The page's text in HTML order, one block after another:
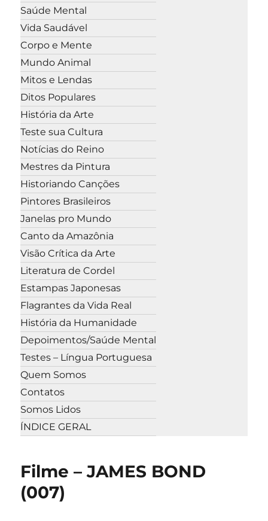
Saúde Mental
Vida Saudável
Corpo e Mente
Mundo Animal
Mitos e Lendas
Ditos Populares
História da Arte
Teste sua Cultura
Notícias do Reino
Mestres da Pintura
Historiando Canções
Pintores Brasileiros
Janelas pro Mundo
Canto da Amazônia
Visão Crítica da Arte
Literatura de Cordel
Estampas Japonesas
Flagrantes da Vida Real
História da Humanidade
Depoimentos/Saúde Mental
Testes – Língua Portuguesa
Quem Somos
Contatos
Somos Lidos
ÍNDICE GERAL
Filme – JAMES BOND
(007)